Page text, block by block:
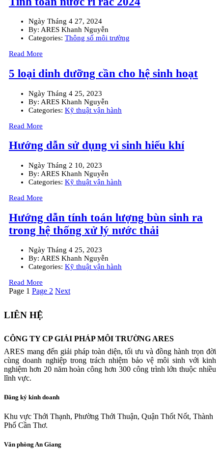
Ngày Tháng 4 27, 2024
By: ARES Khanh Nguyễn
Categories: Thông số môi trường
Read More
5 loại dinh dưỡng cần cho hệ sinh hoạt
Ngày Tháng 4 25, 2023
By: ARES Khanh Nguyễn
Categories: Kỹ thuật vận hành
Read More
Hướng dẫn sử dụng vi sinh hiếu khí
Ngày Tháng 2 10, 2023
By: ARES Khanh Nguyễn
Categories: Kỹ thuật vận hành
Read More
Hướng dẫn tính toán lượng bùn sinh ra
trong hệ thống xử lý nước thải
Ngày Tháng 4 25, 2023
By: ARES Khanh Nguyễn
Categories: Kỹ thuật vận hành
Read More
Phân
bài
viết
Page 1 Page 2 Next
LIÊN HỆ
CÔNG TY CP GIẢI PHÁP MÔI TRƯỜNG ARES
ARES mang đến giải pháp toàn diện, tối ưu và đồng hành trọn đời
cùng doanh nghiệp trong trách nhiệm bảo vệ môi sinh với kinh
nghiệm hơn 20 năm hoàn công hơn 300 công trình lớn thuộc nhiều
lĩnh vực.
Đăng ký kinh doanh
Khu vực Thới Thạnh, Phường Thới Thuận, Quận Thốt Nốt, Thành
Phố Cần Thơ.
Văn phòng An Giang